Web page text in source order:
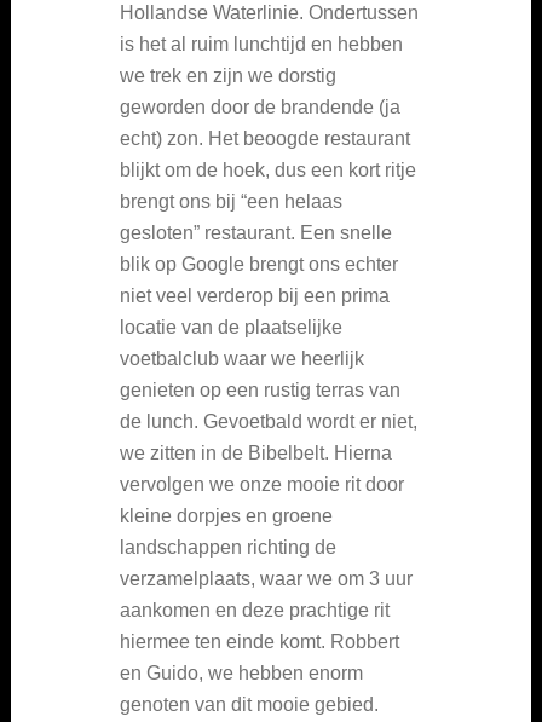
Hollandse Waterlinie. Ondertussen
is het al ruim lunchtijd en hebben
we trek en zijn we dorstig
geworden door de brandende (ja
echt) zon. Het beoogde restaurant
blijkt om de hoek, dus een kort ritje
brengt ons bij “een helaas
gesloten” restaurant. Een snelle
blik op Google brengt ons echter
niet veel verderop bij een prima
locatie van de plaatselijke
voetbalclub waar we heerlijk
genieten op een rustig terras van
de lunch. Gevoetbald wordt er niet,
we zitten in de Bibelbelt. Hierna
vervolgen we onze mooie rit door
kleine dorpjes en groene
landschappen richting de
verzamelplaats, waar we om 3 uur
aankomen en deze prachtige rit
hiermee ten einde komt. Robbert
en Guido, we hebben enorm
genoten van dit mooie gebied.